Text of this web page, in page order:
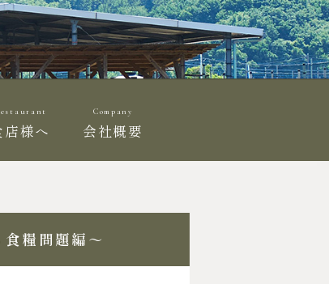
様へ
Company
会社概要
糧問題編～